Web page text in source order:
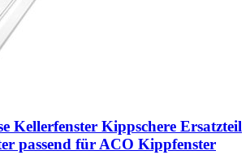
Kellerfenster Kippschere Ersatzteil
passend für ACO Kippfenster